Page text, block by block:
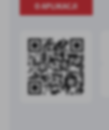
O APLIKACJI